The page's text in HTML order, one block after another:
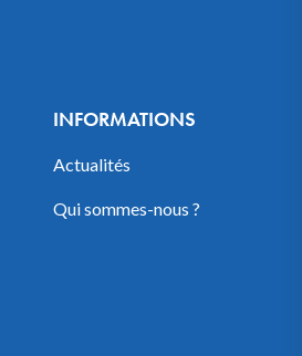
INFORMATIONS
Actualités
Qui sommes-nous ?